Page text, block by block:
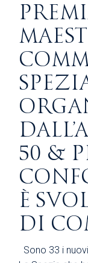
50 &
È
DI
Sono 33 i